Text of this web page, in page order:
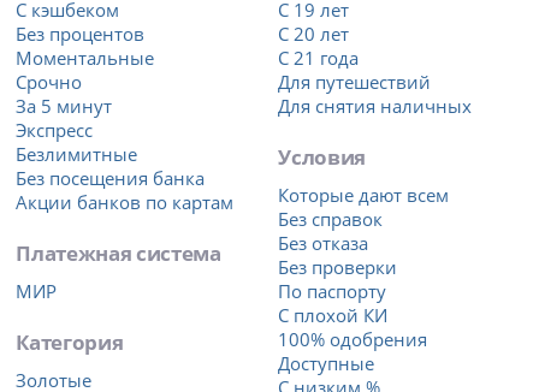
С кэшбеком
Без процентов
Моментальные
Срочно
За 5 минут
Экспресс
Безлимитные
Без посещения банка
Акции банков по картам
Платежная система
МИР
Категория
Золотые
С 19 лет
С 20 лет
С 21 года
Для путешествий
Для снятия наличных
Условия
Которые дают всем
Без справок
Без отказа
Без проверки
По паспорту
С плохой КИ
100% одобрения
Доступные
С низким %